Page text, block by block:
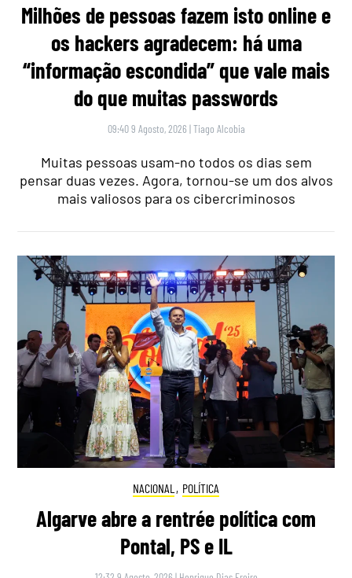
Milhões de pessoas fazem isto online e
os hackers agradecem: há uma
“informação escondida” que vale mais
do que muitas passwords
09:40 9 Agosto, 2026 |Tiago Alcobia
Muitas pessoas usam-no todos os dias sem
pensar duas vezes. Agora, tornou-se um dos alvos
mais valiosos para os cibercriminosos
NACIONAL , POLÍTICA
Algarve abre a rentrée política com
Pontal, PS e IL